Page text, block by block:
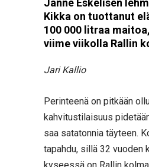
Janne Eskelisen
Kikka on tuottanut
100 000 litraa
viime viikolla Rallin
Jari Kallio
Perinteenä on pitkään
kahvitustilaisuus
saa satatonnia täyteen.
tapahdu, sillä 32 vuoden
kyseessä on Rallin